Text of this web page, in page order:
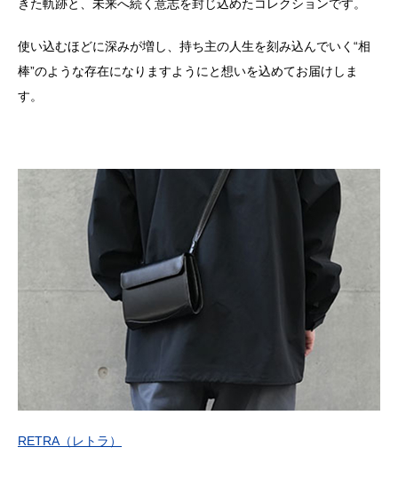
きた軌跡と、未来へ続く意志を封じ込めたコレクションです。
使い込むほどに深みが増し、持ち主の人生を刻み込んでいく “相
棒”のような存在になりますようにと想いを込めてお届けしま
す。
RETRA （レトラ）